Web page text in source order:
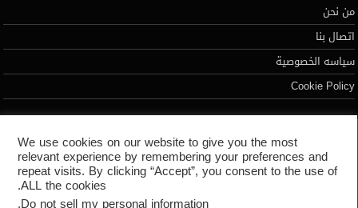
من نحن
اتصال بنا
سياسه الخصوصية
Cookie Policy
تطوير محمد السيد
We use cookies on our website to give you the most
relevant experience by remembering your preferences and
repeat visits. By clicking “Accept”, you consent to the use of
ALL the cookies.